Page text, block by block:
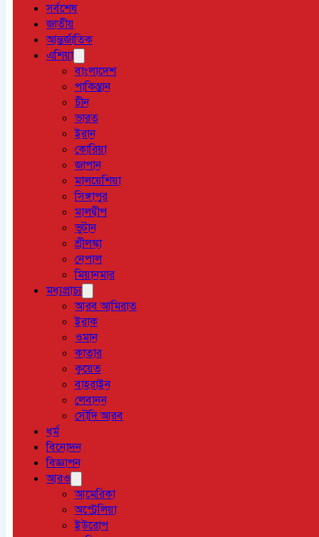
সর্বশেষ
জাতীয়
আন্তর্জাতিক
এশিয়া
বাংলাদেশ
পাকিস্তান
চীন
ভারত
ইরান
কোরিয়া
জাপান
মালয়েশিয়া
সিঙ্গাপুর
মালদ্বীপ
ভুটান
শ্রীলঙ্কা
নেপাল
মিয়ানমার
মধ্যপ্রাচ্য
আরব আমিরাত
ইরাক
ওমান
কাতার
কুয়েত
বাহরাইন
লেবানন
সৌদি আরব
ধর্ম
বিনোদন
বিজ্ঞাপন
আরও
আমেরিকা
অস্ট্রেলিয়া
ইউরোপ